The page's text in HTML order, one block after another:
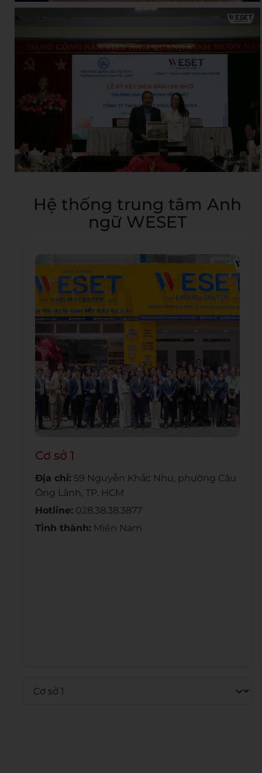
Hệ thống trung tâm Anh
ngữ WESET
Cơ sở 1
Địa chỉ: 59 Nguyễn Khắc Nhu, phường Cầu
Ông Lãnh, TP. HCM
Hotline: 028.38.38.3877
Tỉnh thành: Miền Nam